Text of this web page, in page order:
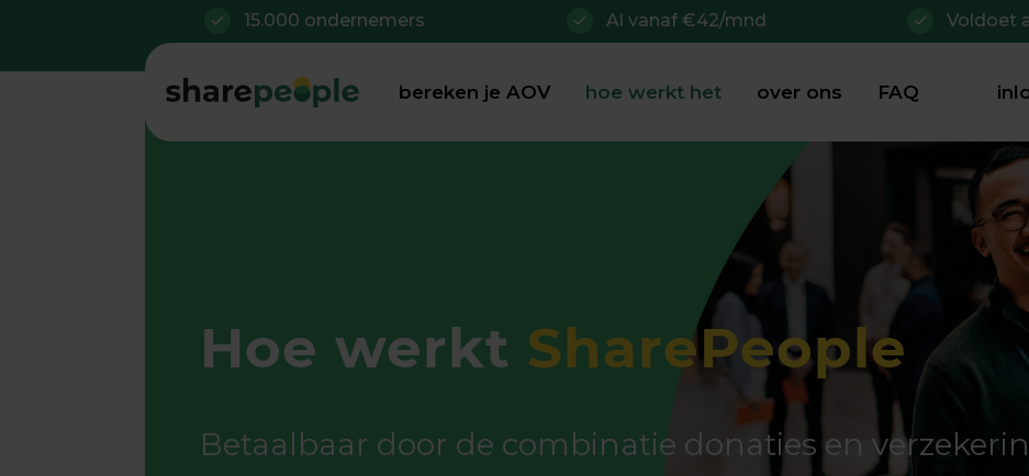
15.000 ondernemers Al vanaf €42/mnd Voldoet
bereken je AOV hoe werkt het over ons FAQ
Hoe werkt SharePeople
Betaalbaar door de combinatie donaties en